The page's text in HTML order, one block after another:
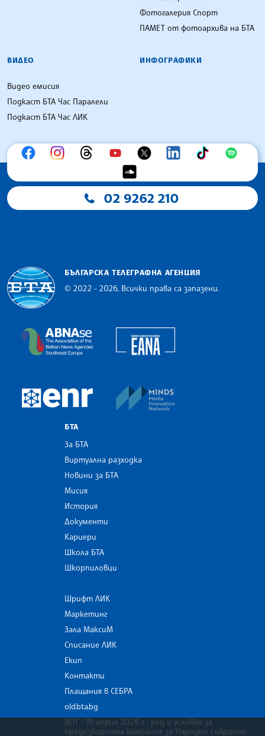
Фотогалерия Спорт
ПАМЕТ от фотоархива на БТА
ВИДЕО
Видео емисия
Подкаст БТА Час Паралели
Подкаст БТА Час ЛИК
ИНФОГРАФИКИ
02 9262 210
БЪЛГАРСКА ТЕЛЕГРАФНА АГЕНЦИЯ
© 2022 - 2026, Всички права са запазени.
The Assocoation of the Balkan News Agencies
European Newsroom
БТА
За БТА
Виртуална разходка
Новини за БТА
Мисия
История
Документи
Кариери
Школа БТА
Шкорпиловци
Шрифт ЛИК
Маркетинг
Зала МаксиМ
Списание ЛИК
Екип
Контакти
Плащания в СЕБРА
old.bta.bg
ВОТ - 19 април 2026 г . ред и условия за
предизборната кампания за Народно събрание